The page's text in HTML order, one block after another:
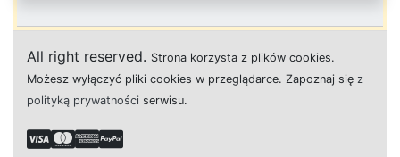
All right reserved. Strona korzysta z plików cookies.
Możesz wyłączyć pliki cookies w przeglądarce. Zapoznaj się z
polityką prywatności serwisu.